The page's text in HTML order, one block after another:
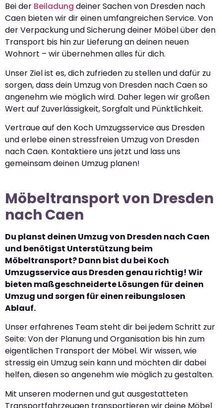
Bei der Beiladung deiner Sachen von Dresden nach
Caen bieten wir dir einen umfangreichen Service. Von
der Verpackung und Sicherung deiner Möbel über den
Transport bis hin zur Lieferung an deinen neuen
Wohnort – wir übernehmen alles für dich.
Unser Ziel ist es, dich zufrieden zu stellen und dafür zu
sorgen, dass dein Umzug von Dresden nach Caen so
angenehm wie möglich wird. Daher legen wir großen
Wert auf Zuverlässigkeit, Sorgfalt und Pünktlichkeit.
Vertraue auf den Koch Umzugsservice aus Dresden
und erlebe einen stressfreien Umzug von Dresden
nach Caen. Kontaktiere uns jetzt und lass uns
gemeinsam deinen Umzug planen!
Möbeltransport von Dresden
nach Caen
Du planst deinen Umzug von Dresden nach Caen
und benötigst Unterstützung beim
Möbeltransport? Dann bist du bei Koch
Umzugsservice aus Dresden genau richtig! Wir
bieten maßgeschneiderte Lösungen für deinen
Umzug und sorgen für einen reibungslosen
Ablauf.
Unser erfahrenes Team steht dir bei jedem Schritt zur
Seite: Von der Planung und Organisation bis hin zum
eigentlichen Transport der Möbel. Wir wissen, wie
stressig ein Umzug sein kann und möchten dir dabei
helfen, diesen so angenehm wie möglich zu gestalten.
Mit unseren modernen und gut ausgestatteten
Transportfahrzeugen transportieren wir deine Möbel